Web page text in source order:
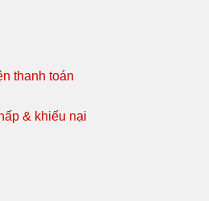
thanh toán
& khiếu nại